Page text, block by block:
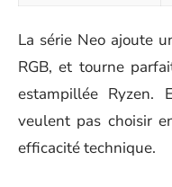
La série Neo ajoute
RGB, et tourne
estampillée Ryzen.
veulent pas choisir
efficacité technique.